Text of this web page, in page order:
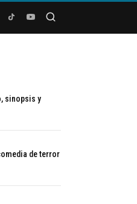
sinopsis y
de terror